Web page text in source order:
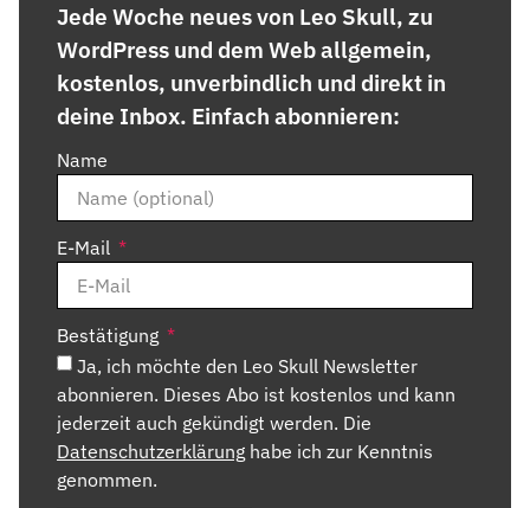
Jede Woche neues von Leo Skull, zu
WordPress und dem Web allgemein,
kostenlos, unverbindlich und direkt in
deine Inbox. Einfach abonnieren:
Name
E-Mail
Bestätigung
Ja, ich möchte den Leo Skull Newsletter
abonnieren. Dieses Abo ist kostenlos und kann
jederzeit auch gekündigt werden. Die
Datenschutzerklärung habe ich zur Kenntnis
genommen.